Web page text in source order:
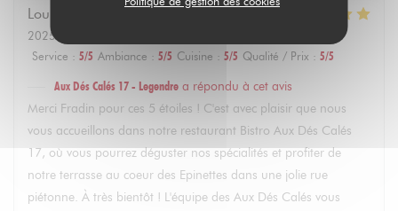
Louise
2025-02-22
Service : 5/5 Ambiance : 5/5 Cuisine : 5/5 Qualité / Prix : 5/5
Aux Dés Calés 17 - Legendre a répondu à cet avis
Merci Fradin pour ces 5 étoiles ! C'est avec plaisir que nous
vous accueillons dans notre restaurant Bistro Aux Dés Calés
17, où vous pourrez déguster nos spécialités et profiter de
notre terrasse au coeur des Epinettes dans une jolie rue
piétonne. À très bientôt ! L'équipe des Aux Dés Calés vous